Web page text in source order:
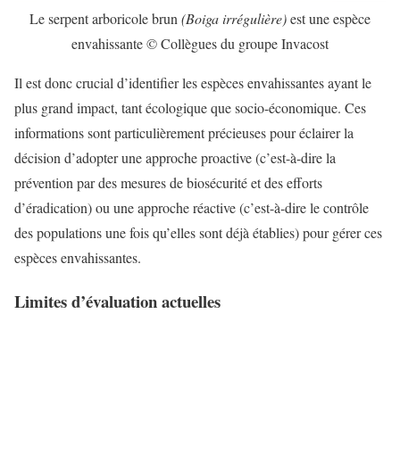
Le serpent arboricole brun (Boiga irrégulière)est une espèce
envahissante © Collègues du groupe Invacost
Il est donc crucial d’identifier les espèces envahissantes ayant le
plus grand impact, tant écologique que socio-économique. Ces
informations sont particulièrement précieuses pour éclairer la
décision d’adopter une approche proactive (c’est-à-dire la
prévention par des mesures de biosécurité et des efforts
d’éradication) ou une approche réactive (c’est-à-dire le contrôle
des populations une fois qu’elles sont déjà établies) pour gérer ces
espèces envahissantes.
Limites d’évaluation actuelles